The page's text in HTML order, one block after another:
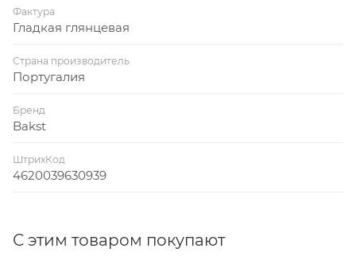
Фактура
Гладкая глянцевая
Страна производитель
Португалия
Бренд
Bakst
ШтрихКод
4620039630939
С этим товаром покупают